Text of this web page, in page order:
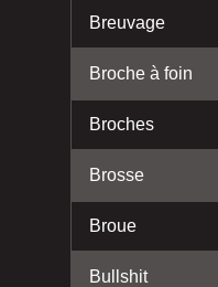
Breuvage
Broche à foin
Broches
Brosse
Broue
Bullshit